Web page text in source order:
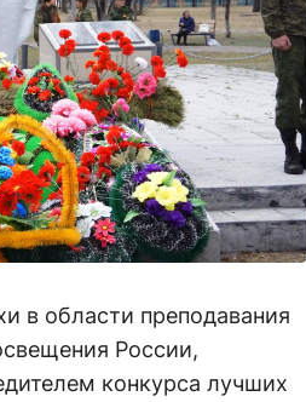
в области преподавания
России,
конкурса лучших